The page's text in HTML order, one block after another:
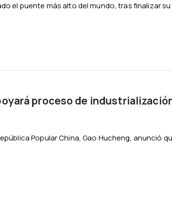
el puente más alto del mundo, tras finalizar su
proceso de
Popular China, Gao Hucheng, anunció